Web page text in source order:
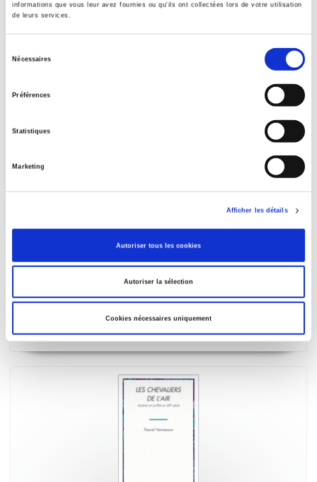
informations que vous leur avez fournies ou qu'ils ont collectées lors de votre utilisation
de leurs services.
Nécessaires
Préférences
Statistiques
Marketing
Afficher les détails
Autoriser tous les cookies
Autoriser la sélection
Cookies nécessaires uniquement
Colporteurs du Komintern
L'Union soviétique et les minorités au Moyen-Orient
Taline Ter Minassian